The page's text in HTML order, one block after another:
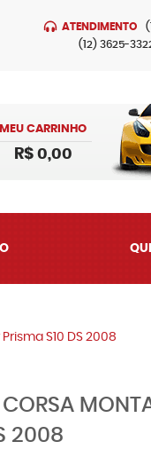
ATENDIMENTO
(12) 3625-
MEU CARRINHO
R$ 0,00
S10 DS 2008
CORSA
2008